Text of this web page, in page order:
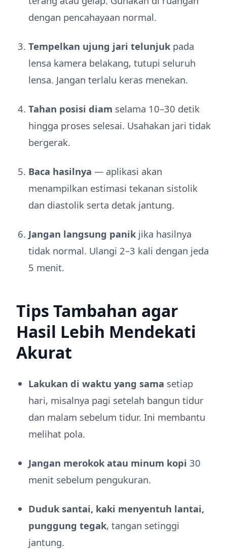
dengan pencahayaan normal.
Tempelkan ujung jari telunjuk pada
lensa kamera belakang, tutupi seluruh
lensa. Jangan terlalu keras menekan.
Tahan posisi diam selama 10–30 detik
hingga proses selesai. Usahakan jari tidak
bergerak.
Baca hasilnya — aplikasi akan
menampilkan estimasi tekanan sistolik
dan diastolik serta detak jantung.
Jangan langsung panik jika hasilnya
tidak normal. Ulangi 2–3 kali dengan jeda
5 menit.
Tips Tambahan agar
Hasil Lebih Mendekati
Akurat
Lakukan di waktu yang sama setiap
hari, misalnya pagi setelah bangun tidur
dan malam sebelum tidur. Ini membantu
melihat pola.
Jangan merokok atau minum kopi 30
menit sebelum pengukuran.
Duduk santai, kaki menyentuh lantai,
punggung tegak, tangan setinggi
jantung.